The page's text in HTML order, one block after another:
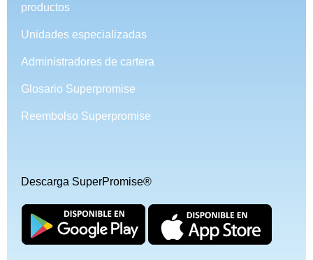
productos
Unidades especializadas
Administradores de cartera
Glosario Superpromise
Reembolso Superpromise
Descarga SuperPromise®